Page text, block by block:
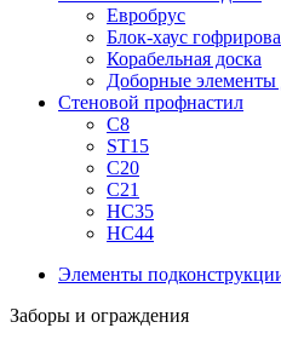
Евробрус
Блок-хаус
Корабельная доска
Доборные элементы
Стеновой профнастил
С8
ST15
С20
С21
НС35
НС44
Элементы
Заборы и ограждения